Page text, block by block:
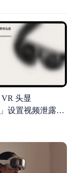
VR 头显
」设置视频泄露：
计算模块外置